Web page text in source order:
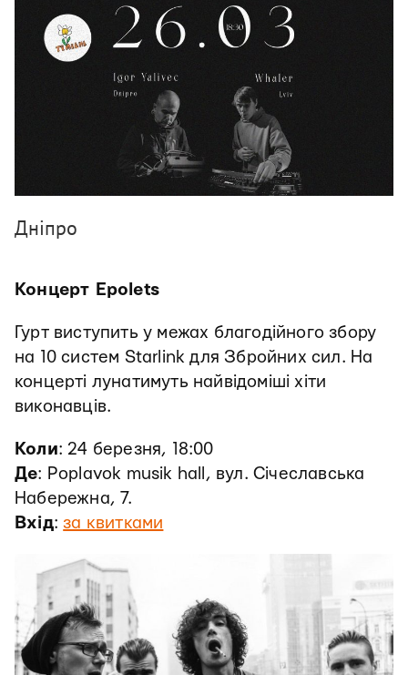
Дніпро
Концерт Epolets
Гурт виступить у межах благодійного збору
на 10 систем Starlink для Збройних сил. На
концерті лунатимуть найвідоміші хіти
виконавців.
Коли: 24 березня, 18:00
Де: Poplavok musik hall, вул. Січеславська
Набережна, 7.
Вхід: за квитками